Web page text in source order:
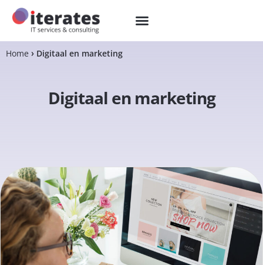
Home Digitaal en marketing
Digitaal en marketing